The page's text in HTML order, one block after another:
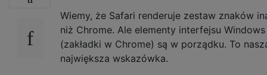
Wiemy, że Safari renderuje zestaw znaków
niż Chrome. Ale elementy interfejsu Windows
(zakładki w Chrome) są w porządku. To
największa wskazówka.